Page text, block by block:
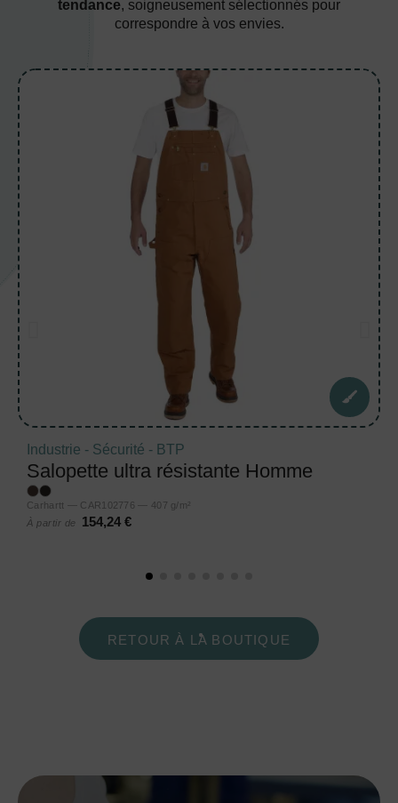
tendance, soigneusement sélectionnés pour
correspondre à vos envies.
Industrie - Sécurité - BTP
Salopette ultra résistante Homme
Carhartt — CAR102776 — 407 g/m²
À partir de
154,24 €
RETOUR À LA BOUTIQUE